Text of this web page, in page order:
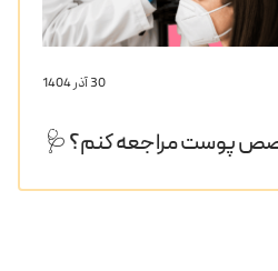
30 آذر 1404
پوست مراجعه کنم؟ 🩺